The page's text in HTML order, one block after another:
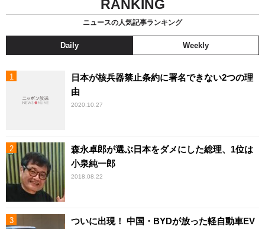
RANKING
ニュースの人気記事ランキング
Daily Weekly
日本が核兵器禁止条約に署名できない2つの理
由
2020.10.27
森永卓郎が選ぶ日本をダメにした総理、1位は
小泉純一郎
2018.08.22
ついに出現！ 中国・BYDが放った軽自動車EV